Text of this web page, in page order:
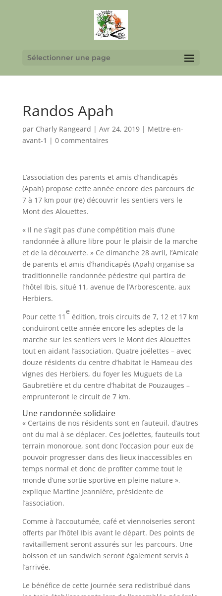
Sélectionner une page
Randos Apah
par Charly Rangeard | Avr 24, 2019| Mettre-en-
avant-1 | 0 commentaires
L’association des parents et amis d’handicapés
(Apah) propose cette année encore des parcours de
7 à 17 km pour (re) découvrir les sentiers vers le
Mont des Alouettes.
« Il ne s’agit pas d’une compétition mais d’une
randonnée à allure libre pour le plaisir de la marche
et de la découverte. » Ce dimanche 28 avril, l’Amicale
de parents et amis d’handicapés (Apah) organise sa
traditionnelle randonnée pédestre qui partira de
l’hôtel Ibis, situé 11, avenue de l’Arborescente, aux
Herbiers.
Pour cette 11
e
édition, trois circuits de 7, 12 et 17 km
conduiront cette année encore les adeptes de la
marche sur les sentiers vers le Mont des Alouettes
tout en aidant l’association. Quatre joëlettes – avec
douze résidents du centre d’habitat le Hameau des
vignes des Herbiers, du foyer les Muguets de La
Gaubretière et du centre d’habitat de Pouzauges –
emprunteront le circuit de 7 km.
Une randonnée solidaire
« Certains de nos résidents sont en fauteuil, d’autres
ont du mal à se déplacer. Ces joëlettes, fauteuils tout
terrain monoroue, sont donc l’occasion pour eux de
pouvoir progresser dans des lieux inaccessibles en
temps normal et donc de profiter comme tout le
monde d’une sortie sportive en pleine nature »,
explique Martine Jeannière, présidente de
l’association.
Comme à l’accoutumée, café et viennoiseries seront
offerts par l’hôtel Ibis avant le départ. Des points de
ravitaillement seront assurés sur les parcours. Une
boisson et un sandwich seront également servis à
l’arrivée.
Le bénéfice de cette journée sera redistribué dans